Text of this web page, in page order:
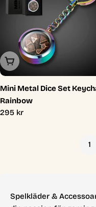
Slutsåld
Mini Metal Dice Set
Rainbow
Ordinarie
295 kr
1
Spelkläder &